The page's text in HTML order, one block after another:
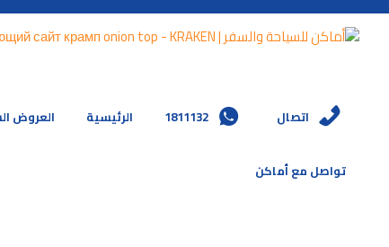
اتصال 1811132 الرئيسية العروض
تواصل مع أماكن